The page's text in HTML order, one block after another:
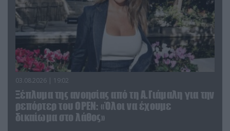
03.08.2026 | 19:02
Ξέπλυμα της ανοησίας από τη Α.Γιάμαλη για την
ρεπόρτερ του ΟΡΕΝ: «Όλοι να έχουμε
δικαίωμα στο λάθος»